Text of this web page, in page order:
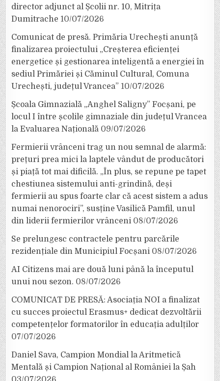
director adjunct al Școlii nr. 10, Mitrița
Dumitrache 10/07/2026
Comunicat de presă. Primăria Urechești anunță
finalizarea proiectului „Creșterea eficienței
energetice și gestionarea inteligentă a energiei în
sediul Primăriei și Căminul Cultural, Comuna
Urechești, județul Vrancea” 10/07/2026
Școala Gimnazială „Anghel Saligny” Focșani, pe
locul I între școlile gimnaziale din județul Vrancea
la Evaluarea Națională 09/07/2026
Fermierii vrânceni trag un nou semnal de alarmă:
prețuri prea mici la laptele vândut de producători
și piață tot mai dificilă. „În plus, se repune pe tapet
chestiunea sistemului anti-grindină, deși
fermierii au spus foarte clar că acest sistem a adus
numai nenorociri”, susține Vasilică Pamfil, unul
din liderii fermierilor vrânceni 08/07/2026
Se prelungesc contractele pentru parcările
rezidențiale din Municipiul Focșani 08/07/2026
AI Citizens mai are două luni până la începutul
unui nou sezon. 08/07/2026
COMUNICAT DE PRESĂ: Asociația NOI a finalizat
cu succes proiectul Erasmus+ dedicat dezvoltării
competențelor formatorilor în educația adulților
07/07/2026
Daniel Sava, Campion Mondial la Aritmetică
Mentală și Campion Național al României la Șah